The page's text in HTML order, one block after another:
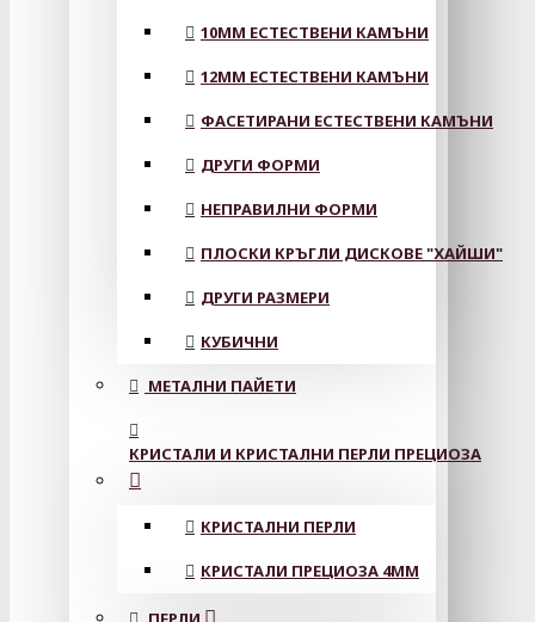
10MM ЕСТЕСТВЕНИ КАМЪНИ
12MM ЕСТЕСТВЕНИ КАМЪНИ
ФАСЕТИРАНИ ЕСТЕСТВЕНИ КАМЪНИ
ДРУГИ ФОРМИ
НЕПРАВИЛНИ ФОРМИ
ПЛОСКИ КРЪГЛИ ДИСКОВЕ "ХАЙШИ"
ДРУГИ РАЗМЕРИ
КУБИЧНИ
МЕТАЛНИ ПАЙЕТИ
КРИСТАЛИ И КРИСТАЛНИ ПЕРЛИ ПРЕЦИОЗА
КРИСТАЛНИ ПЕРЛИ
КРИСТАЛИ ПРЕЦИОЗА 4ММ